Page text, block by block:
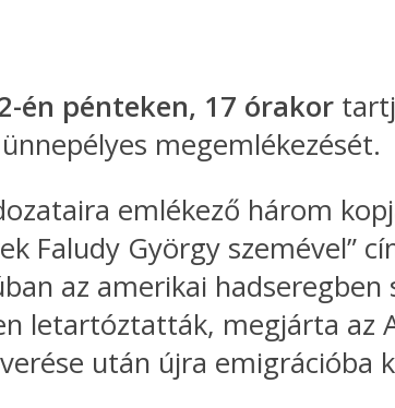
én pénteken, 17 órakor
megemlékezését.
emlékező három
Faludy György szemével”
az amerikai
letartóztatták, megjárta az
után újra emigrációba